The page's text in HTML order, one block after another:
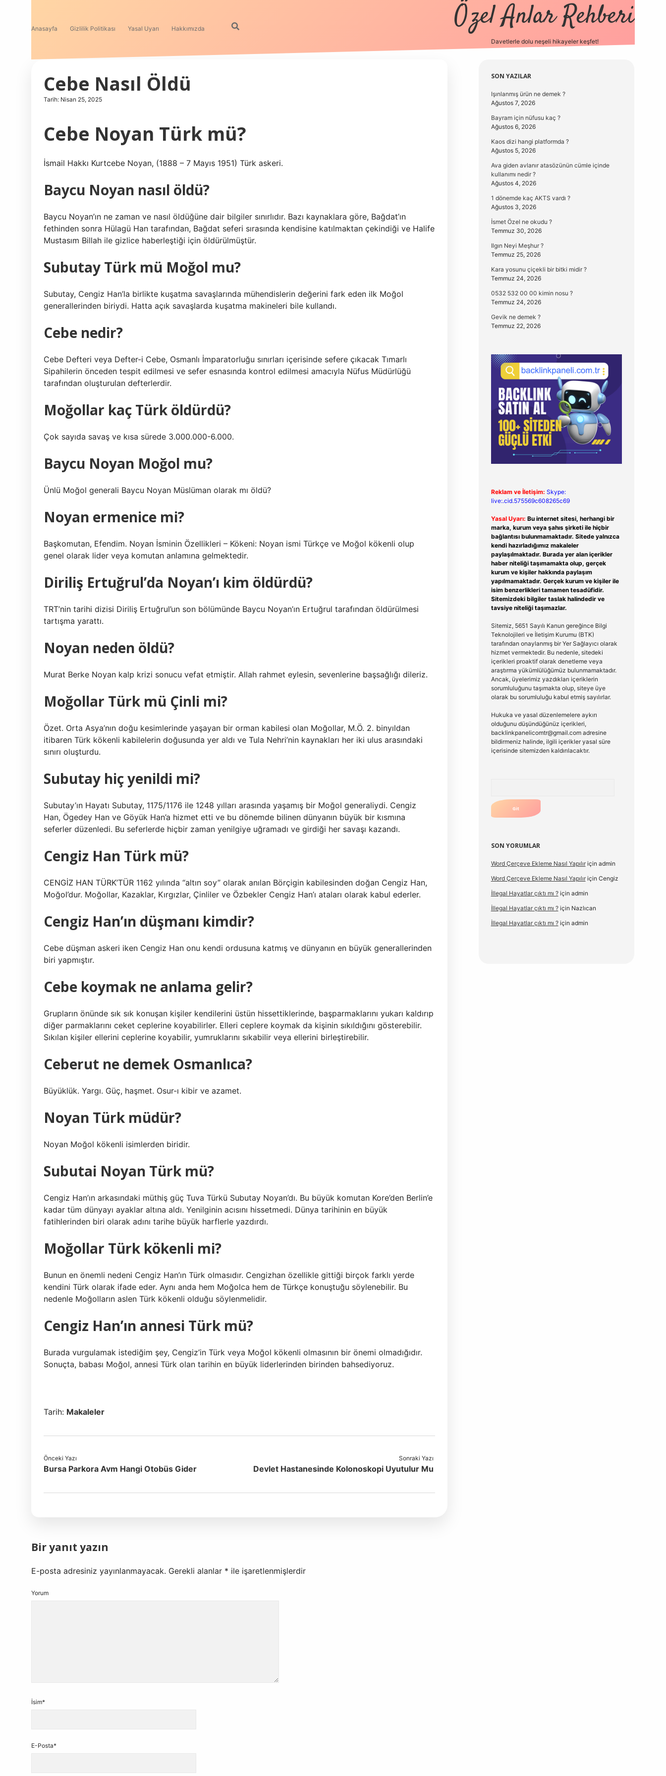
Anasayfa Gizlilik Politikası Yasal Uyarı Hakkımızda Özel Anlar Rehberi
Davetlerle dolu neşeli hikayeler keşfet!
Cebe Nasıl Öldü
Tarih: Nisan 25, 2025
Cebe Noyan Türk mü?
İsmail Hakkı Kurtcebe Noyan, (1888 – 7 Mayıs 1951) Türk askeri.
Baycu Noyan nasıl öldü?
Baycu Noyan’ın ne zaman ve nasıl öldüğüne dair bilgiler sınırlıdır. Bazı kaynaklara göre, Bağdat’ın
fethinden sonra Hülagü Han tarafından, Bağdat seferi sırasında kendisine katılmaktan çekindiği ve Halife
Mustasım Billah ile gizlice haberleştiği için öldürülmüştür.
Subutay Türk mü Moğol mu?
Subutay, Cengiz Han’la birlikte kuşatma savaşlarında mühendislerin değerini fark eden ilk Moğol
generallerinden biriydi. Hatta açık savaşlarda kuşatma makineleri bile kullandı.
Cebe nedir?
Cebe Defteri veya Defter-i Cebe, Osmanlı İmparatorluğu sınırları içerisinde sefere çıkacak Tımarlı
Sipahilerin önceden tespit edilmesi ve sefer esnasında kontrol edilmesi amacıyla Nüfus Müdürlüğü
tarafından oluşturulan defterlerdir.
Moğollar kaç Türk öldürdü?
Çok sayıda savaş ve kısa sürede 3.000.000-6.000.
Baycu Noyan Moğol mu?
Ünlü Moğol generali Baycu Noyan Müslüman olarak mı öldü?
Noyan ermenice mi?
Başkomutan, Efendim. Noyan İsminin Özellikleri – Kökeni: Noyan ismi Türkçe ve Moğol kökenli olup
genel olarak lider veya komutan anlamına gelmektedir.
Diriliş Ertuğrul’da Noyan’ı kim öldürdü?
TRT’nin tarihi dizisi Diriliş Ertuğrul’un son bölümünde Baycu Noyan’ın Ertuğrul tarafından öldürülmesi
tartışma yarattı.
Noyan neden öldü?
Murat Berke Noyan kalp krizi sonucu vefat etmiştir. Allah rahmet eylesin, sevenlerine başsağlığı dileriz.
Moğollar Türk mü Çinli mi?
Özet. Orta Asya’nın doğu kesimlerinde yaşayan bir orman kabilesi olan Moğollar, M.Ö. 2. binyıldan
itibaren Türk kökenli kabilelerin doğusunda yer aldı ve Tula Nehri’nin kaynakları her iki ulus arasındaki
sınırı oluşturdu.
Subutay hiç yenildi mi?
Subutay’ın Hayatı Subutay, 1175/1176 ile 1248 yılları arasında yaşamış bir Moğol generaliydi. Cengiz
Han, Ögedey Han ve Göyük Han’a hizmet etti ve bu dönemde bilinen dünyanın büyük bir kısmına
seferler düzenledi. Bu seferlerde hiçbir zaman yenilgiye uğramadı ve girdiği her savaşı kazandı.
Cengiz Han Türk mü?
CENGİZ HAN TÜRK’TÜR 1162 yılında “altın soy” olarak anılan Börçigin kabilesinden doğan Cengiz Han,
Moğol’dur. Moğollar, Kazaklar, Kırgızlar, Çinliler ve Özbekler Cengiz Han’ı ataları olarak kabul ederler.
Cengiz Han’ın düşmanı kimdir?
Cebe düşman askeri iken Cengiz Han onu kendi ordusuna katmış ve dünyanın en büyük generallerinden
biri yapmıştır.
Cebe koymak ne anlama gelir?
Grupların önünde sık sık konuşan kişiler kendilerini üstün hissettiklerinde, başparmaklarını yukarı kaldırıp
diğer parmaklarını ceket ceplerine koyabilirler. Elleri ceplere koymak da kişinin sıkıldığını gösterebilir.
Sıkılan kişiler ellerini ceplerine koyabilir, yumruklarını sıkabilir veya ellerini birleştirebilir.
Ceberut ne demek Osmanlıca?
Büyüklük. Yargı. Güç, haşmet. Osur-ı kibir ve azamet.
Noyan Türk müdür?
Noyan Moğol kökenli isimlerden biridir.
Subutai Noyan Türk mü?
Cengiz Han’ın arkasındaki müthiş güç Tuva Türkü Subutay Noyan’dı. Bu büyük komutan Kore’den Berlin’e
kadar tüm dünyayı ayaklar altına aldı. Yenilginin acısını hissetmedi. Dünya tarihinin en büyük
fatihlerinden biri olarak adını tarihe büyük harflerle yazdırdı.
Moğollar Türk kökenli mi?
Bunun en önemli nedeni Cengiz Han’ın Türk olmasıdır. Cengizhan özellikle gittiği birçok farklı yerde
kendini Türk olarak ifade eder. Aynı anda hem Moğolca hem de Türkçe konuştuğu söylenebilir. Bu
nedenle Moğolların aslen Türk kökenli olduğu söylenmelidir.
Cengiz Han’ın annesi Türk mü?
Burada vurgulamak istediğim şey, Cengiz’in Türk veya Moğol kökenli olmasının bir önemi olmadığıdır.
Sonuçta, babası Moğol, annesi Türk olan tarihin en büyük liderlerinden birinden bahsediyoruz.
Tarih: Makaleler
Önceki Yazı
Bursa Parkora Avm Hangi Otobüs Gider
Sonraki Yazı
Devlet Hastanesinde Kolonoskopi Uyutulur Mu
Bir yanıt yazın
E-posta adresiniz yayınlanmayacak. Gerekli alanlar * ile işaretlenmişlerdir
Yorum
İsim*
E-Posta*
Sidebar
SON YAZILAR
Işınlanmış ürün ne demek ?
Ağustos 7, 2026
Bayram için nüfusu kaç ?
Ağustos 6, 2026
Kaos dizi hangi platformda ?
Ağustos 5, 2026
Ava giden avlanır atasözünün cümle içinde
kullanımı nedir ?
Ağustos 4, 2026
1 dönemde kaç AKTS vardı ?
Ağustos 3, 2026
İsmet Özel ne okudu ?
Temmuz 30, 2026
Ilgın Neyi Meşhur ?
Temmuz 25, 2026
Kara yosunu çiçekli bir bitki midir ?
Temmuz 24, 2026
0532 532 00 00 kimin nosu ?
Temmuz 24, 2026
Gevik ne demek ?
Temmuz 22, 2026
Reklam ve İletişim: Skype:
live:.cid.575569c608265c69
Yasal Uyarı: Bu internet sitesi, herhangi bir
marka, kurum veya şahıs şirketi ile hiçbir
bağlantısı bulunmamaktadır. Sitede yalnızca
kendi hazırladığımız makaleler
paylaşılmaktadır. Burada yer alan içerikler
haber niteliği taşımamakta olup, gerçek
kurum ve kişiler hakkında paylaşım
yapılmamaktadır. Gerçek kurum ve kişiler ile
isim benzerlikleri tamamen tesadüfidir.
Sitemizdeki bilgiler taslak halindedir ve
tavsiye niteliği taşımazlar.
Sitemiz, 5651 Sayılı Kanun gereğince Bilgi
Teknolojileri ve İletişim Kurumu (BTK)
tarafından onaylanmış bir Yer Sağlayıcı olarak
hizmet vermektedir. Bu nedenle, sitedeki
içerikleri proaktif olarak denetleme veya
araştırma yükümlülüğümüz bulunmamaktadır.
Ancak, üyelerimiz yazdıkları içeriklerin
sorumluluğunu taşımakta olup, siteye üye
olarak bu sorumluluğu kabul etmiş sayılırlar.
Hukuka ve yasal düzenlemelere aykırı
olduğunu düşündüğünüz içerikleri,
backlinkpanelicomtr@gmail.comadresine
bildirmeniz halinde, ilgili içerikler yasal süre
içerisinde sitemizden kaldırılacaktır.
SON YORUMLAR
Word Çerçeve Ekleme Nasıl Yapılıriçin admin
Word Çerçeve Ekleme Nasıl Yapılıriçin Cengiz
İllegal Hayatlar çıktı mı ?için admin
İllegal Hayatlar çıktı mı ?için Nazlıcan
İllegal Hayatlar çıktı mı ?için admin